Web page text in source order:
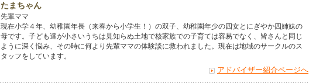
たまちゃん
先輩ママ
現在小学４年、幼稚園年長（来春から小学生！）の双子、幼稚園年少の四女とにぎやか四姉妹の
母です。子ども達が小さいうちは見知らぬ土地で核家族での子育ては容易でなく、皆さんと同じ
ように深く悩み、その時に何より先輩ママの体験談に救われました。現在は地域のサークルのス
タッフをしています。
アドバイザー紹介ページへ